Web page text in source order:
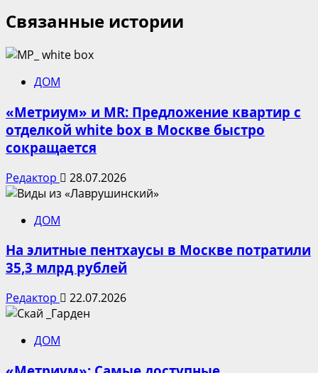
Связанные истории
ДОМ
«Метриум» и MR: Предложение квартир с
отделкой white box в Москве быстро
сокращается
Редактор 28.07.2026
ДОМ
На элитные пентхаусы в Москве потратили
35,3 млрд рублей
Редактор 22.07.2026
ДОМ